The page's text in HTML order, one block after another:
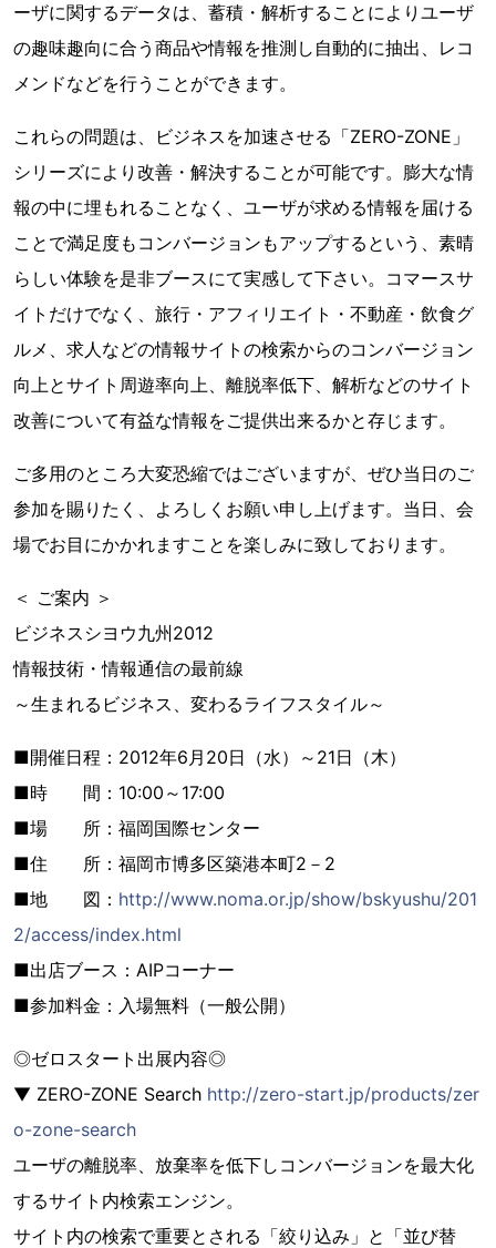
ーザに関するデータは、蓄積・解析することによりユーザ
の趣味趣向に合う商品や情報を推測し自動的に抽出、レコ
メンドなどを行うことができます。
これらの問題は、ビジネスを加速させる「ZERO-ZONE」
シリーズにより改善・解決することが可能です。膨大な情
報の中に埋もれることなく、ユーザが求める情報を届ける
ことで満足度もコンバージョンもアップするという、素晴
らしい体験を是非ブースにて実感して下さい。コマースサ
イトだけでなく、旅行・アフィリエイト・不動産・飲食グ
ルメ、求人などの情報サイトの検索からのコンバージョン
向上とサイト周遊率向上、離脱率低下、解析などのサイト
改善について有益な情報をご提供出来るかと存じます。
ご多用のところ大変恐縮ではございますが、ぜひ当日のご
参加を賜りたく、よろしくお願い申し上げます。当日、会
場でお目にかかれますことを楽しみに致しております。
＜ ご案内 ＞
ビジネスシヨウ九州2012
情報技術・情報通信の最前線
～生まれるビジネス、変わるライフスタイル～
■開催日程：2012年6月20日（水）～21日（木）
■時 間：10:00～17:00
■場 所：福岡国際センター
■住 所：福岡市博多区築港本町2－2
■地 図： http://www.noma.or.jp/show/bskyushu/201
2/access/index.html
■出店ブース：AIPコーナー
■参加料金：入場無料（一般公開）
◎ゼロスタート出展内容◎
▼ ZERO-ZONE Search http://zero-start.jp/products/zer
o-zone-search
ユーザの離脱率、放棄率を低下しコンバージョンを最大化
するサイト内検索エンジン。
サイト内の検索で重要とされる「絞り込み」と「並び替